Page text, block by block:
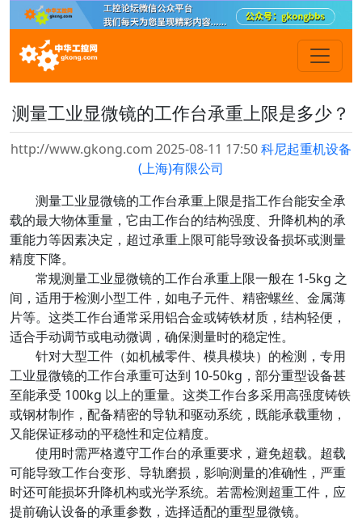
测量工业显微镜的工作台承重上限是多少？
http://www.gkong.com 2025-08-11 17:50科尼起重机设备
(上海)有限公司
测量工业显微镜的工作台承重上限是指工作台能安全承
载的最大物体重量，它由工作台的结构强度、升降机构的承
重能力等因素决定，超过承重上限可能导致设备损坏或测量
精度下降。
常规测量工业显微镜的工作台承重上限一般在 1-5kg 之
间，适用于检测小型工件，如电子元件、精密螺丝、金属薄
片等。这类工作台通常采用铝合金或铸铁材质，结构轻便，
适合手动调节或电动微调，确保测量时的稳定性。
针对大型工件（如机械零件、模具模块）的检测，专用
工业显微镜的工作台承重可达到 10-50kg，部分重型设备甚
至能承受 100kg 以上的重量。这类工作台多采用高强度铸铁
或钢材制作，配备精密的导轨和驱动系统，既能承载重物，
又能保证移动的平稳性和定位精度。
使用时需严格遵守工作台的承重要求，避免超载。超载
可能导致工作台变形、导轨磨损，影响测量的准确性，严重
时还可能损坏升降机构或光学系统。若需检测超重工件，应
提前确认设备的承重参数，选择适配的重型显微镜。